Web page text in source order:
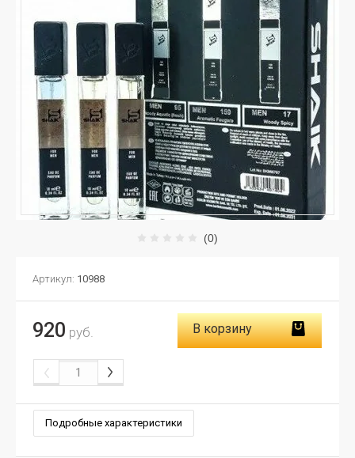
(0)
Артикул: 10988
920 руб. В корзину
Подробные характеристики